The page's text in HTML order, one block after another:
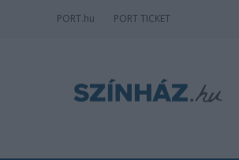
PORT.hu PORT TICKET